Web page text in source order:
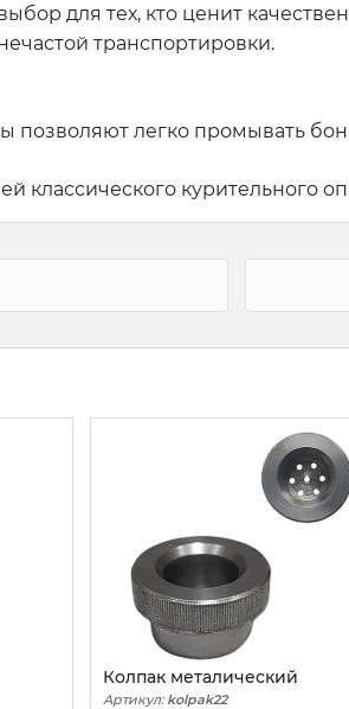
для тех, кто ценит
транспортировки.
позволяют легко промывать
классического курительного
Колпак металический
Артикул:kolpak22